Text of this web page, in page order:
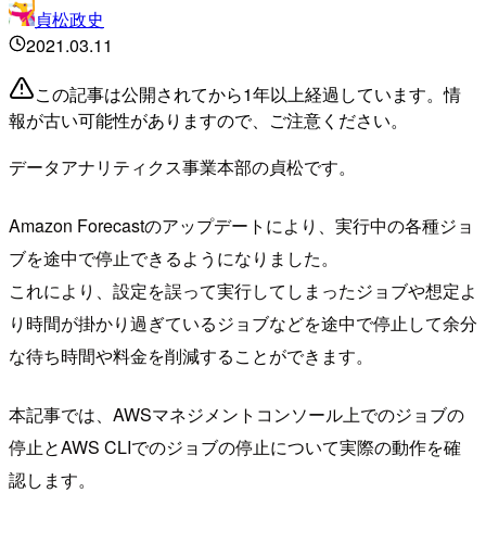
貞松政史
2021.03.11
この記事は公開されてから1年以上経過しています。情
報が古い可能性がありますので、ご注意ください。
データアナリティクス事業本部の貞松です。
Amazon Forecastのアップデートにより、実行中の各種ジョ
ブを途中で停止できるようになりました。
これにより、設定を誤って実行してしまったジョブや想定よ
り時間が掛かり過ぎているジョブなどを途中で停止して余分
な待ち時間や料金を削減することができます。
本記事では、AWSマネジメントコンソール上でのジョブの
停止とAWS CLIでのジョブの停止について実際の動作を確
認します。